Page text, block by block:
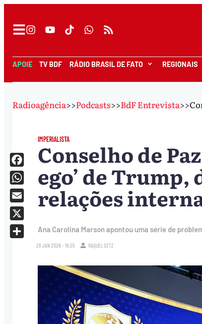
APOIE TV BDF RÁDIO BRASIL DE FATO REGIONAIS
Radioagência>>Podcasts>>BdF Entrevista>>
IMPERIALISTA
Conselho de
ego’ de
relações
Ana Carolina Marson apontou uma série de
28.JAN.2026 - 19:25 RAQUEL SETZ
Facebook
WhatsApp
Email
X